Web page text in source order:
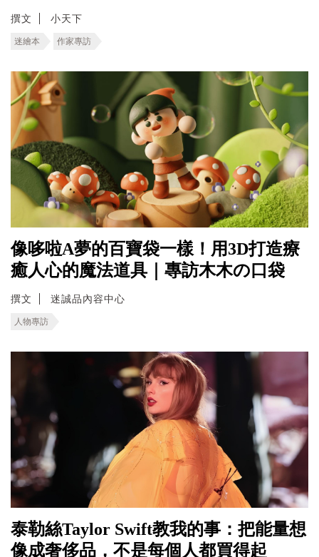
撰文 小天下
迷繪本 作家專訪
像哆啦A夢的百寶袋一樣！用3D打造療
癒人心的魔法道具｜專訪木木の口袋
撰文 迷誠品內容中心
人物專訪
泰勒絲Taylor Swift教我的事：把能量想
像成奢侈品，不是每個人都買得起